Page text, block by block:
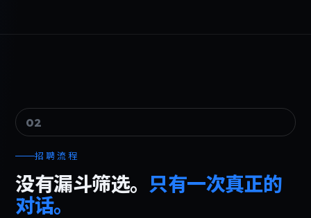
02
招聘流程
没有漏斗筛选。 只有一次真正的
对话。